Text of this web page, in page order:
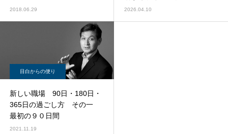
2018.06.29 2026.04.10
目白からの便り
新しい職場 90日・180日・
365日の過ごし方 その一
最初の９０日間
2021.11.19